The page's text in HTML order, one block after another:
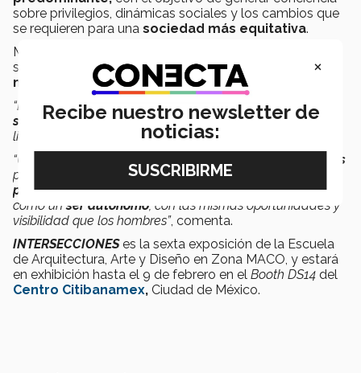
sobre privilegios, dinámicas sociales y los cambios que
se requieren para una sociedad más equitativa.
Monserrath destaca la importancia de visibilizar esta
situación y la necesidad de crearuna voz cada vez
más fuerte
para las mujeres.
“Es esencial que la sociedad tomeconciencia de los
sistemas de podery las barreras sociales que nos
limitan.
“Un primer paso es
replantear las estructuras laborales
para las mujeres, con el objetivo detransformar
paradigmas de géneroy lograr que la mujer sea vista
como unser autónomo, con las mismas oportunidades y
visibilidad que los hombres”, comenta.
INTERSECCIONESes la sexta exposición de la Escuela
de Arquitectura, Arte y Diseño en Zona MACO, y estará
en exhibición hasta el 9 de febrero en el Booth DS14 del
Centro Citibanamex, Ciudad de México.
×
Recibe nuestro newsletter de
noticias: